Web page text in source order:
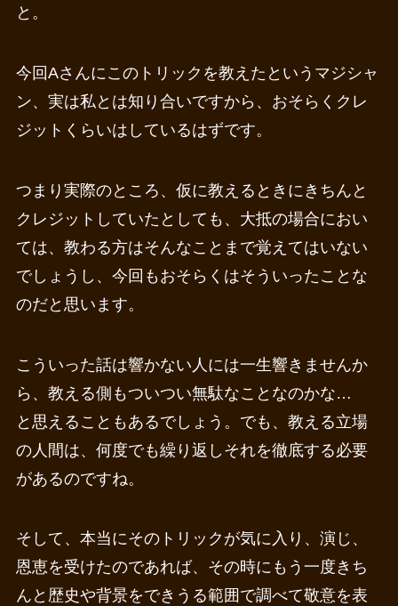
と。
今回Aさんにこのトリックを教えたというマジシャ
ン、実は私とは知り合いですから、おそらくクレ
ジットくらいはしているはずです。
つまり実際のところ、仮に教えるときにきちんと
クレジットしていたとしても、大抵の場合におい
ては、教わる方はそんなことまで覚えてはいない
でしょうし、今回もおそらくはそういったことな
のだと思います。
こういった話は響かない人には一生響きませんか
ら、教える側もついつい無駄なことなのかな…
と思えることもあるでしょう。でも、教える立場
の人間は、何度でも繰り返しそれを徹底する必要
があるのですね。
そして、本当にそのトリックが気に入り、演じ、
恩恵を受けたのであれば、その時にもう一度きち
んと歴史や背景をできうる範囲で調べて敬意を表